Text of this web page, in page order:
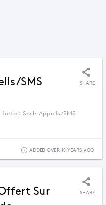
SMS
SHARE
Sosh Appells/SMS
ADDED OVER 10 YEARS AGO
Sur
SHARE